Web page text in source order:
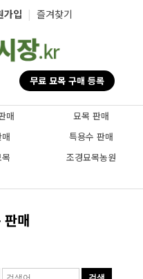
가입 | 즐겨찾기
무료 묘목 구매 등록
매
묘목 판매
특용수 판매
조경묘목농원
판매